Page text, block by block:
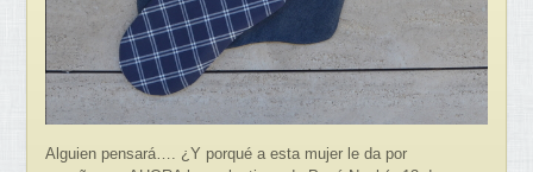
Alguien pensará…. ¿Y porqué a esta mujer le da por